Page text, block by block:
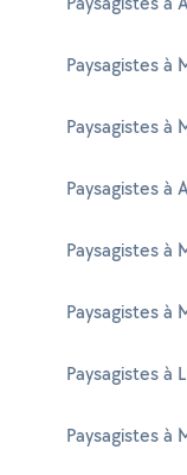
Paysagistes à
Paysagistes à
Paysagistes à
Paysagistes à
Paysagistes à
Paysagistes à
Paysagistes à